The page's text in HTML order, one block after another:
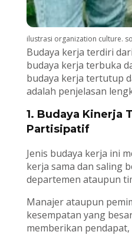
ilustrasi organization culture.
Budaya kerja terdiri
budaya kerja terbuka
budaya kerja tertutup
adalah penjelasan
1. Budaya Kinerja
Partisipatif
Jenis budaya kerja ini
kerja sama dan saling
departemen ataupun
Manajer ataupun
kesempatan yang
memberikan